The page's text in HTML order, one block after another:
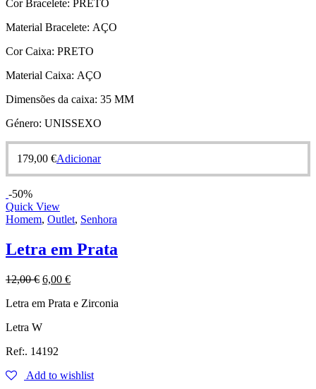
Cor Bracelete: PRETO
Material Bracelete: AÇO
Cor Caixa: PRETO
Material Caixa: AÇO
Dimensões da caixa: 35 MM
Género: UNISSEXO
179,00 €Adicionar
-50%
Quick View
Homem, Outlet, Senhora
Letra em Prata
12,00€ 6,00 €
Letra em Prata e Zirconia
Letra W
Ref:. 14192
Add to wishlist